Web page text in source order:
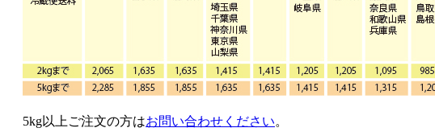
5kg以上ご注文の方はお問い合わせください。